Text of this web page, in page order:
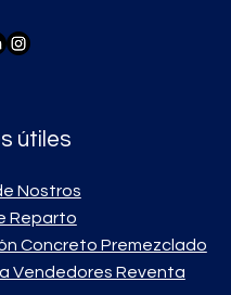
útiles
Nostros
Reparto
Concreto Premezclado
Vendedores Reventa